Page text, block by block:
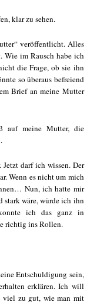
klar zu sehen.
veröffentlicht. Alles
Wie im Rausch habe ich
die Frage, ob sie ihn
so überaus befreiend
Brief an meine Mutter
auf meine Mutter, die
darf ich wissen. Der
Wenn es nicht um mich
Nun, ich hatte mir
stark wäre, würde ich ihn
ich das ganz in
richtig ins Rollen.
Entschuldigung sein,
erklären. Ich will
viel zu gut, wie man mit